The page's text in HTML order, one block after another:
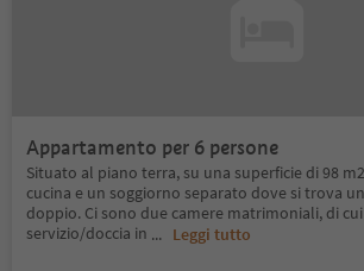
Appartamento per 6 persone
Situato al piano terra, su una superficie di 98
cucina e un soggiorno separato dove si trova
doppio. Ci sono due camere matrimoniali, di
servizio/doccia in ... Leggi tutto